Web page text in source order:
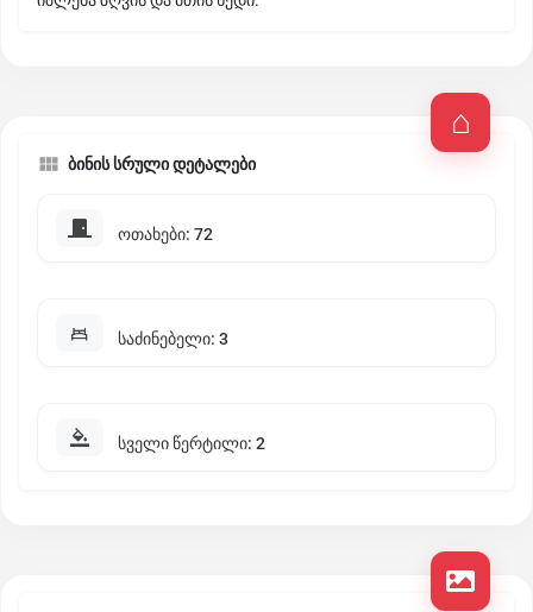
ბინის სრული დეტალები
ოთახები: 72
საძინებელი: 3
სველი წერტილი: 2